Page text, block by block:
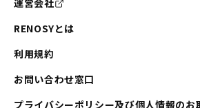
運営会社
RENOSYとは
利用規約
お問い合わせ窓口
プライバシーポリシー及び個人情報のお